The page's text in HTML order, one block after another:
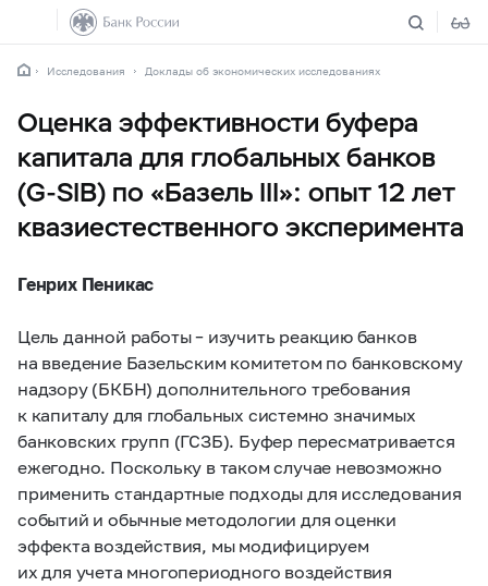
Исследования Доклады об экономических исследованиях
Оценка эффективности буфера
капитала для глобальных банков
(G-SIB) по «Базель III»: опыт 12 лет
квазиестественного эксперимента
Генрих Пеникас
Цель данной работы – изучить реакцию банков
на введение Базельским комитетом по банковскому
надзору (БКБН) дополнительного требования
к капиталу для глобальных системно значимых
банковских групп (ГСЗБ). Буфер пересматривается
ежегодно. Поскольку в таком случае невозможно
применить стандартные подходы для исследования
событий и обычные методологии для оценки
эффекта воздействия, мы модифицируем
их для учета многопериодного воздействия